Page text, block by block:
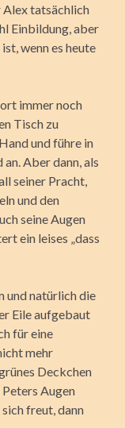
Alex tatsächlich
Einbildung, aber
wenn es heute
immer noch
Tisch zu
und führe in
Aber dann, als
seiner Pracht,
und den
seine Augen
ein leises „dass
und natürlich die
Eile aufgebaut
für eine
mehr
Deckchen
Augen
freut, dann